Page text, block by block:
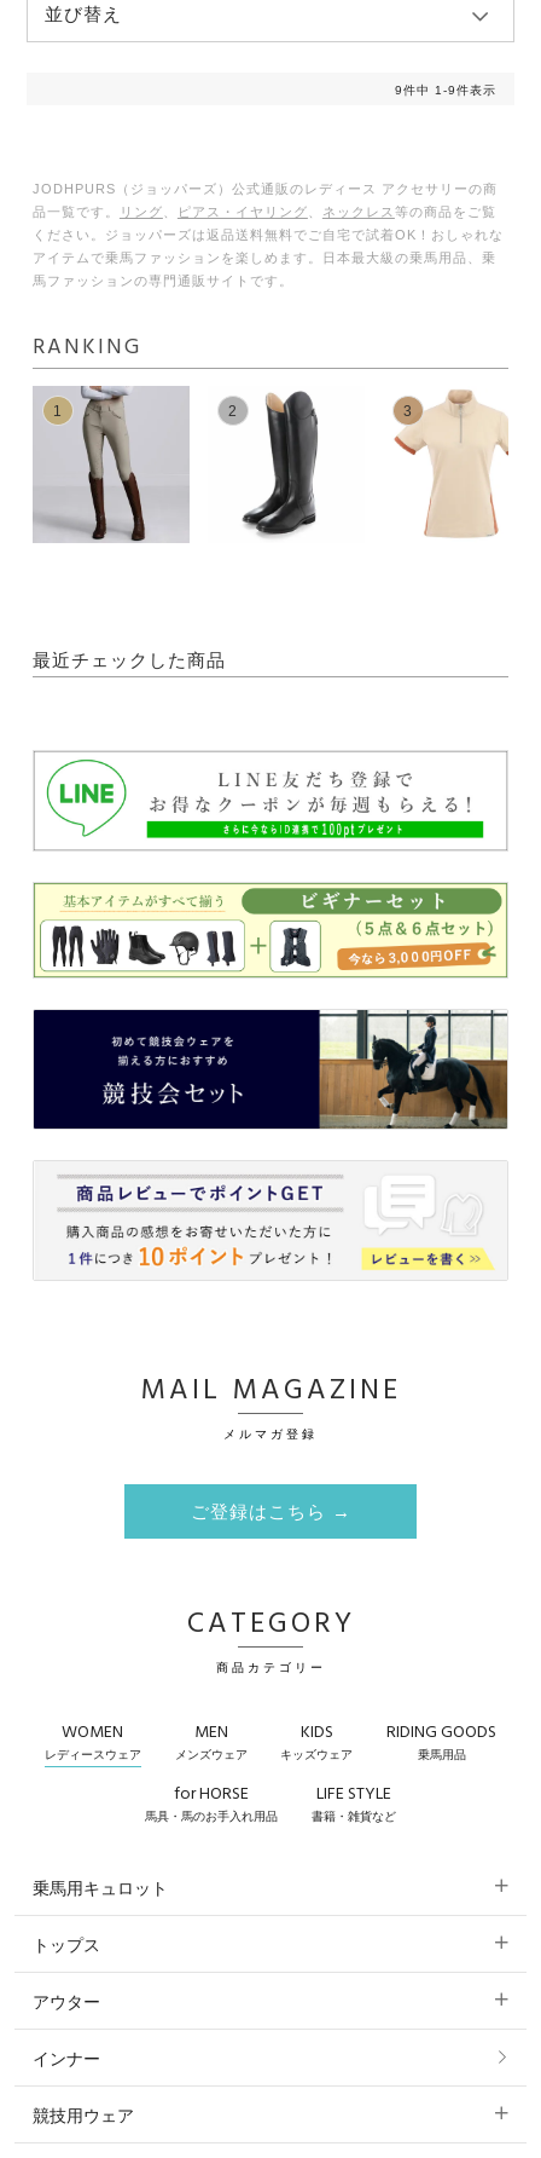
並び替え
9件中 1-9件表示
JODHPURS（ジョッパーズ）公式通販のレディース アクセサリーの商
品一覧です。
リング、 ピアス・イヤリング、 ネックレス等の商品をご覧
ください。ジョッパーズは返品送料無料でご自宅で試着OK！おしゃれな
アイテムで乗馬ファッションを楽しめます。日本最大級の乗馬用品、乗
馬ファッションの専門通販サイトです。
RANKING
1 2 3
最近チェックした商品
MAIL MAGAZINE
メルマガ登録
ご登録はこちら →
CATEGORY
商品カテゴリー
WOMEN
レディースウェア
MEN
メンズウェア
KIDS
キッズウェア
RIDING GOODS
乗馬用品
for HORSE
馬具・馬のお手入れ用品
LIFE STYLE
書籍・雑貨など
乗馬用キュロット
すべてのキュロット
フルグリップ・尻革 キュロット
ニーグリップ・膝革 キュロット
トップス
すべてのトップス
ポロシャツ
カットソー・Tシャツ・タンクトップ
アウター
すべてのアウター
コート
インナー
競技用ウェア